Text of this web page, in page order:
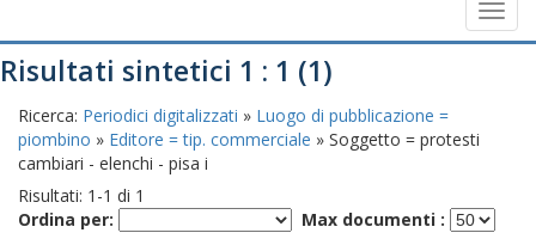
Risultati sintetici 1 : 1 (1)
Ricerca: Periodici digitalizzati » Luogo di pubblicazione =
piombino » Editore = tip. commerciale » Soggetto = protesti
cambiari - elenchi - pisa i
Risultati: 1 -1 di 1
Ordina per:
Max documenti :